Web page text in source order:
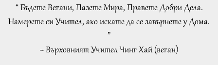
32:52
Важните Новини 2026-08-04 Преглед
An Analysis of Pleasure:
“ Бъдете Вегани, Пазете Мира, Правете Добри Дела.
Намерете си Учител, ако искате да се завърнете у Дома.
”
~ Върховният Учител Чинг Хай (веган)